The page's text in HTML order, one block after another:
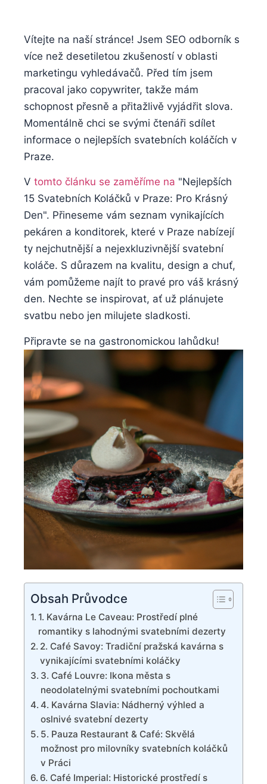
Vítejte na naší stránce! Jsem SEO odborník s
více než desetiletou zkušeností v oblasti
marketingu vyhledávačů. Před tím jsem
pracoval jako copywriter, takže mám
schopnost přesně a přitažlivě vyjádřit slova.
Momentálně chci se svými čtenáři sdílet
informace o nejlepších svatebních koláčích v
Praze.
V tomto článku se zaměříme na "Nejlepších
15 Svatebních Koláčků v Praze: Pro Krásný
Den". Přineseme vám seznam vynikajících
pekáren a konditorek, které v Praze nabízejí
ty nejchutnější a nejexkluzivnější svatební
koláče. S důrazem na kvalitu, design a chuť,
vám pomůžeme najít to pravé pro váš krásný
den. Nechte se inspirovat, ať už plánujete
svatbu nebo jen milujete sladkosti.
Připravte se na gastronomickou lahůdku!
Obsah Průvodce
1. Kavárna Le Caveau: Prostředí plné
romantiky s lahodnými svatebními dezerty
2. Café Savoy: Tradiční pražská kavárna s
vynikajícími svatebními koláčky
3. Café Louvre: Ikona města s
neodolatelnými svatebními pochoutkami
4. Kavárna Slavia: Nádherný výhled a
oslnivé svatební dezerty
5. Pauza Restaurant & Café: Skvělá
možnost pro milovníky svatebních koláčků
v Práci
6. Café Imperial: Historické prostředí s